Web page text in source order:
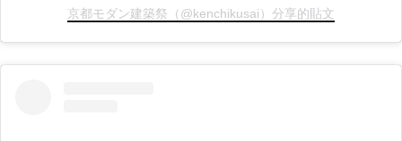
京都モダン建築祭（@kenchikusai）分享的貼文